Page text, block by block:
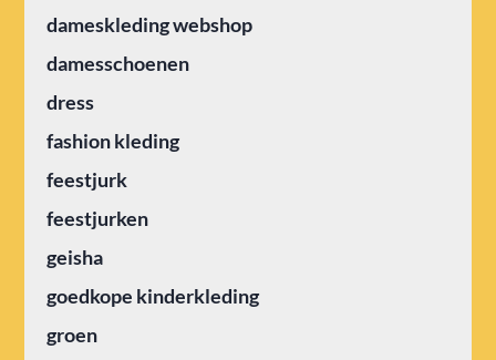
dameskleding webshop
damesschoenen
dress
fashion kleding
feestjurk
feestjurken
geisha
goedkope kinderkleding
groen